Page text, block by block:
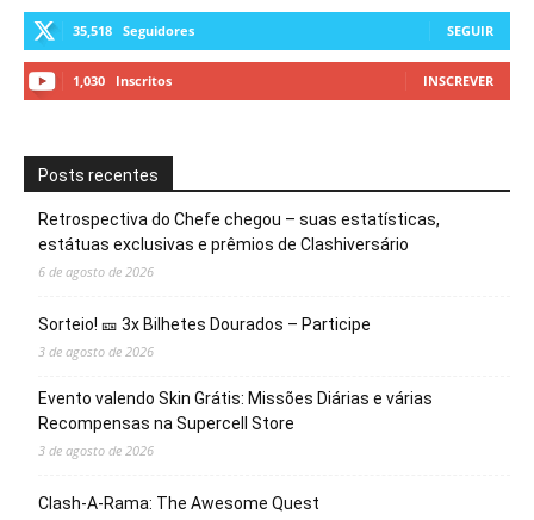
35,518 Seguidores SEGUIR
1,030 Inscritos INSCREVER
Posts recentes
Retrospectiva do Chefe chegou – suas estatísticas,
estátuas exclusivas e prêmios de Clashiversário
6 de agosto de 2026
Sorteio! 🎫 3x Bilhetes Dourados – Participe
3 de agosto de 2026
Evento valendo Skin Grátis: Missões Diárias e várias
Recompensas na Supercell Store
3 de agosto de 2026
Clash-A-Rama: The Awesome Quest